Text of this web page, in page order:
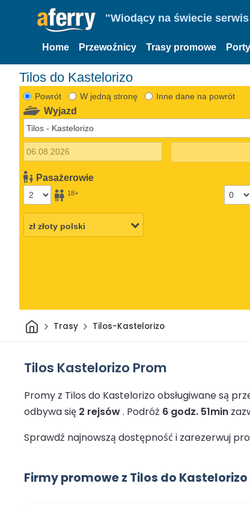
"Wiodący na świecie
Home Przewoźnicy Trasy promowe Porty
Tilos do Kastelorizo
Powrót W jedną stronę Inne dane na powrót
Wyjazd
Pasażerowie
18+
DomTrasy Tilos-Kastelorizo
Tilos Kastelorizo Prom
Promy z Tilos do Kastelorizo obsługiwane są
odbywa się 2 rejsów. Podróż 6 godz. 51min
Sprawdź najnowszą dostępność i zarezerwuj
Firmy promowe z Tilos do Kastelorizo